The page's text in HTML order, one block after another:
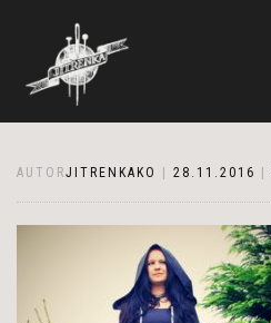
AUTORJITRENKAKO 28.11.2016